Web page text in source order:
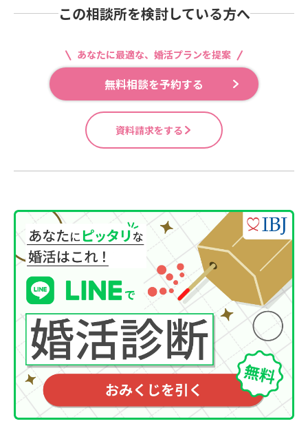
この相談所を検討している方へ
あなたに最適な、婚活プランを提案
無料相談を予約する
資料請求をする